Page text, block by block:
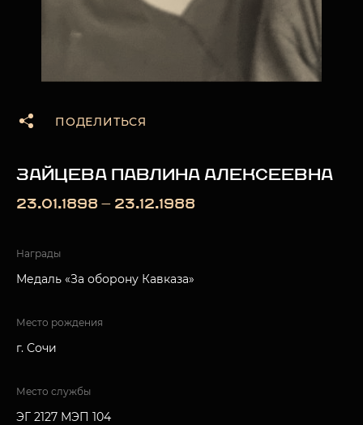
ПОДЕЛИТЬСЯ
ЗАЙЦЕВА ПАВЛИНА АЛЕКСЕЕВНА
23.01.1898 — 23.12.1988
Награды
Медаль «За оборону Кавказа»
Место рождения
г. Сочи
Место службы
ЭГ 2127 МЭП 104